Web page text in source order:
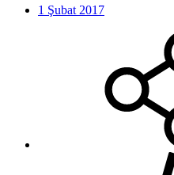
1 Şubat 2017